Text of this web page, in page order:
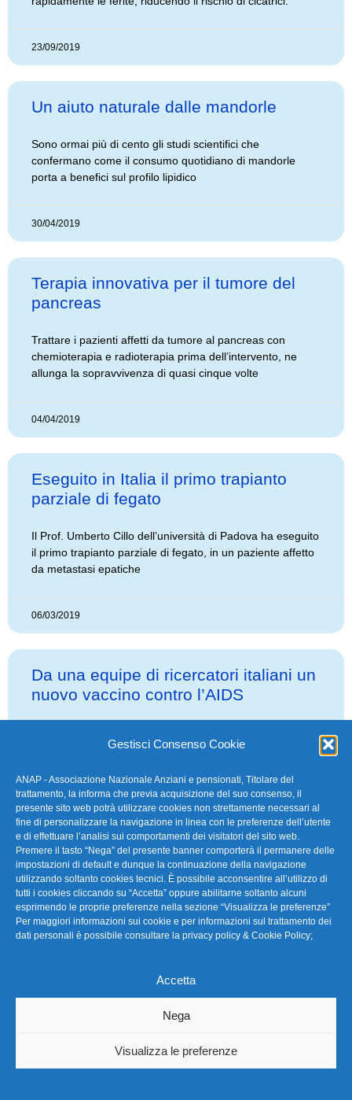
Gestisci Consenso Cookie
ANAP - Associazione Nazionale Anziani e pensionati, Titolare del
trattamento, la informa che previa acquisizione del suo consenso, il
presente sito web potrà utilizzare cookies non strettamente necessari al
fine di personalizzare la navigazione in linea con le preferenze dell’utente
e di effettuare l’analisi sui comportamenti dei visitatori del sito web.
Premere il tasto “Nega” del presente banner comporterà il permanere delle
impostazioni di default e dunque la continuazione della navigazione
utilizzando soltanto cookies tecnici. È possibile acconsentire all’utilizzo di
tutti i cookies cliccando su “Accetta” oppure abilitarne soltanto alcuni
esprimendo le proprie preferenze nella sezione “Visualizza le preferenze”
Per maggiori informazioni sui cookie e per informazioni sul trattamento dei
dati personali è possibile consultare la privacy policy & Cookie Policy;
Accetta
Nega
Visualizza le preferenze
23/09/2019
Un aiuto naturale dalle mandorle
Sono ormai più di cento gli studi scientifici che
confermano come il consumo quotidiano di mandorle
porta a benefici sul profilo lipidico
30/04/2019
Terapia innovativa per il tumore del
pancreas
Trattare i pazienti affetti da tumore al pancreas con
chemioterapia e radioterapia prima dell’intervento, ne
allunga la sopravvivenza di quasi cinque volte
04/04/2019
Eseguito in Italia il primo trapianto
parziale di fegato
Il Prof. Umberto Cillo dell’università di Padova ha eseguito
il primo trapianto parziale di fegato, in un paziente affetto
da metastasi epatiche
06/03/2019
Da una equipe di ricercatori italiani un
nuovo vaccino contro l’AIDS
AIDS e il vaccino sulla proteina TAT. Cosa si è scoperto
19/02/2019
Le malattie croniche dell’intestino
La variazione delle abitudini alimentari degli ultimi anni ha
portato ad un aumento generalizzato di allergie e
intolleranze alimentari
Cefalosporine: benefici e limitazioni
nell’uso Antibiotico